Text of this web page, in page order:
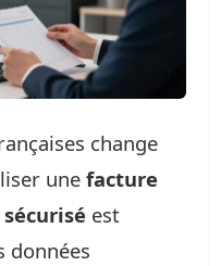
change
une facture
est
données